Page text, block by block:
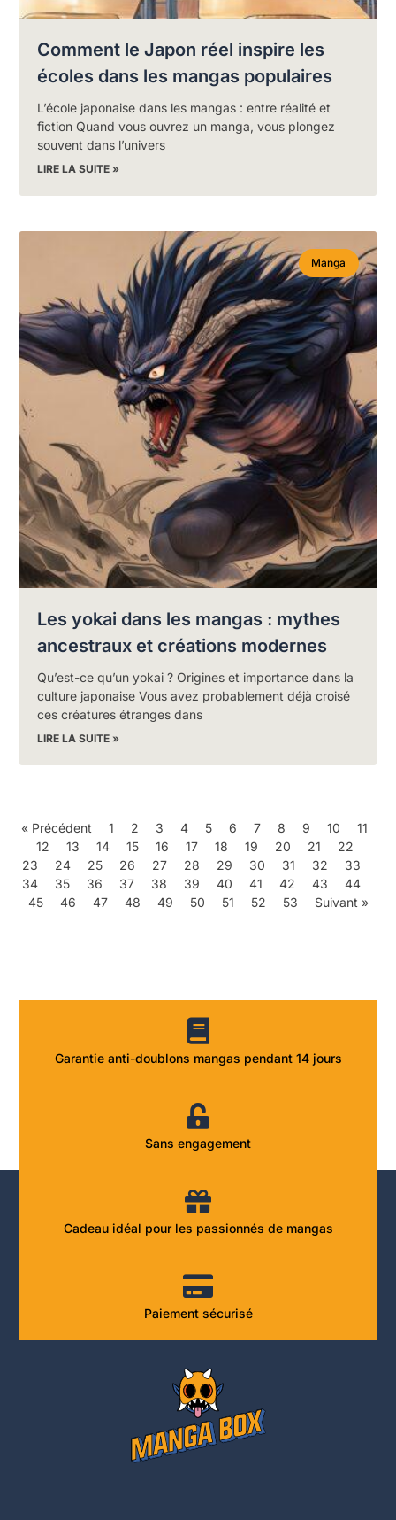
Comment le Japon réel inspire les
écoles dans les mangas populaires
L’école japonaise dans les mangas : entre réalité et
fiction Quand vous ouvrez un manga, vous plongez
souvent dans l’univers
LIRE LA SUITE »
Manga
Les yokai dans les mangas : mythes
ancestraux et créations modernes
Qu’est-ce qu’un yokai ? Origines et importance dans la
culture japonaise Vous avez probablement déjà croisé
ces créatures étranges dans
LIRE LA SUITE »
« Précédent 1 2 3 4 5 6 7 8 9 10
11
12
13 14 15 16 17 18 19 20 21
22
23
24 25 26 27 28 29 30 31 32
33
34
35 36 37 38 39 40 41 42 43
44
45
46 47 48 49 50 51 52 53 Suivant »
Garantie anti-doublons mangas pendant 14 jours
Sans engagement
Cadeau idéal pour les passionnés de mangas
Paiement sécurisé